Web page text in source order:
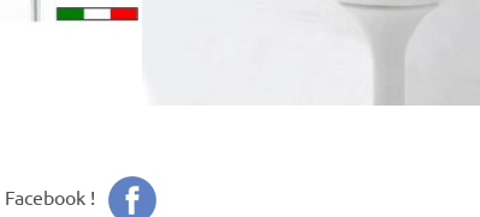
Facebook !